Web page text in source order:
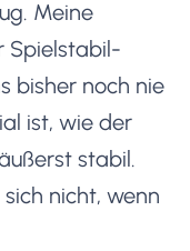
Meine
Spielstabil-
bisher noch nie
ist, wie der
stabil.
nicht, wenn